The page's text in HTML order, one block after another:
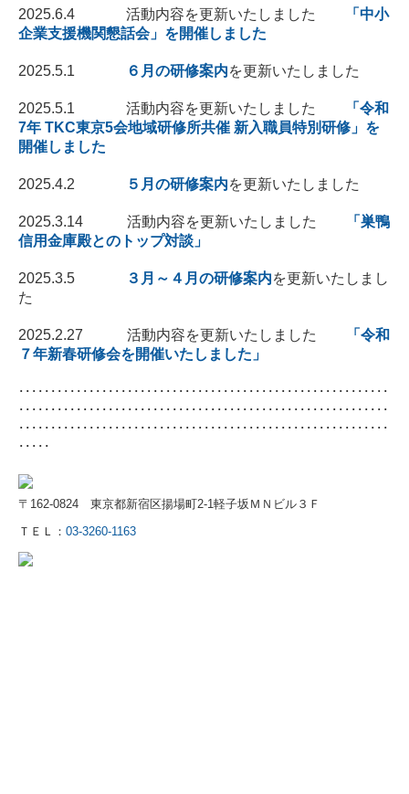
2025.6.4 活動内容を更新いたしました
「中小
企業支援機関懇話会」を開催しました
2025.5.1 ６月の研修案内を更新いたしました
2025.5.1 活動内容を更新いたしました
「令和
7年 TKC東京5会地域研修所共催 新入職員特別研修」を
開催しました
2025.4.2 ５月の研修案内を更新いたしました
2025.3.14 活動内容を更新いたしました
「巣鴨
信用金庫殿とのトップ対談」
2025.3.5 ３月～４月の研修案内を更新いたしまし
た
2025.2.27 活動内容を更新いたしました
「令和
７年新春研修会を開催いたしました」
･･････････････････････････････････････････････････････････
･･････････････････････････････････････････････････････････
･･････････････････････････････････････････････････････････
･････
〒162-0824 東京都新宿区揚場町2-1軽子坂ＭＮビル３Ｆ
ＴＥＬ： 03-3260-1163